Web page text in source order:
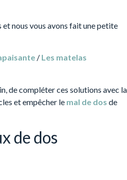
nous vous avons fait une petite
/ Les matelas
de compléter ces solutions avec la
et empêcher le mal de dos de
de dos